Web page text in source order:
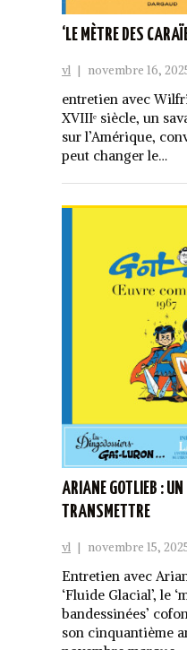
‘LE MÈTRE DES
vl | novembre 16,
entretien avec
XVIIIᵉ siècle, un
sur l’Amérique,
peut changer le…
ARIANE GOTLIEB :
TRANSMETTRE
vl | novembre 15,
Entretien avec
‘Fluide Glacial’, le
bandessinées’
son cinquantième